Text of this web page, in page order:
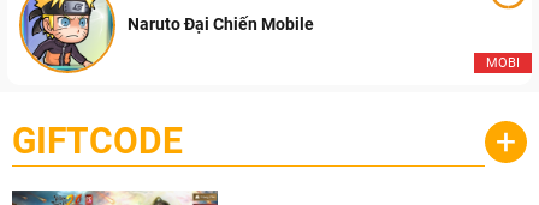
MOBI
Naruto Đại Chiến Mobile
GIFTCODE +